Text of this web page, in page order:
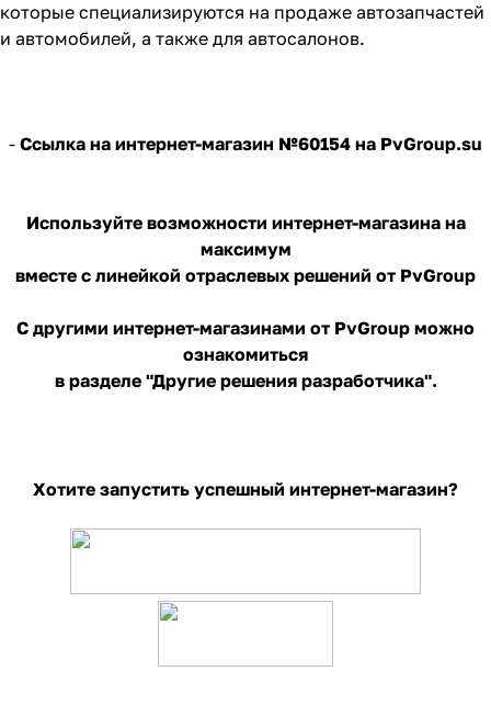
которые специализируются на продаже автозапчастей
и автомобилей, а также для автосалонов.
- Ссылка на интернет-магазин №60154 на PvGroup.su
Используйте возможности интернет-магазина на
максимум
вместе с линейкой отраслевых решений от PvGroup
С другими интернет-магазинами от PvGroup можно
ознакомиться
в разделе "Другие решения разработчика".
Хотите запустить успешный интернет-магазин?